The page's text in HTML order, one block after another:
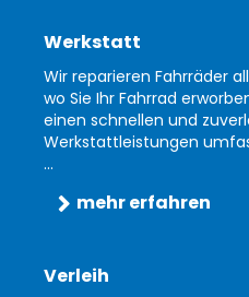
Werkstatt
Wir reparieren Fahrräder
wo Sie Ihr Fahrrad
einen schnellen und
Werkstattleistungen
...
mehr erfahren
Verleih